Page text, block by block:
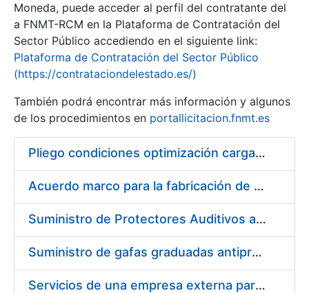
Moneda, puede acceder al perfil del contratante del
a FNMT-RCM en la Plataforma de Contratación del
Sector Público accediendo en el siguiente link:
Plataforma de Contratación del Sector Público
(https://contrataciondelestado.es/)
También podrá encontrar más información y algunos
de los procedimientos en portallicitacion.fnmt.es
Pliego condiciones optimización cargas compras firmado
Acuerdo marco para la fabricación de piezas
Suministro de Protectores Auditivos a medida para las personas trabajadoras de los Centros de Trabajo de Madrid y Burgos
Suministro de gafas graduadas antiproyecciones para los trabajadores de la FNMT-RCM en los centros de trabajo de Madrid y Burgos
Servicios de una empresa externa para el asesoramiento y resolución de los recursos de alzada que se presentan relacionados con procesos de selección para la FNMT-RCM